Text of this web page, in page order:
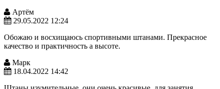
Артём
29.05.2022 12:24
Обожаю и восхищаюсь спортивными штанами. Прекрасное
качество и практичность а высоте.
Марк
18.04.2022 14:42